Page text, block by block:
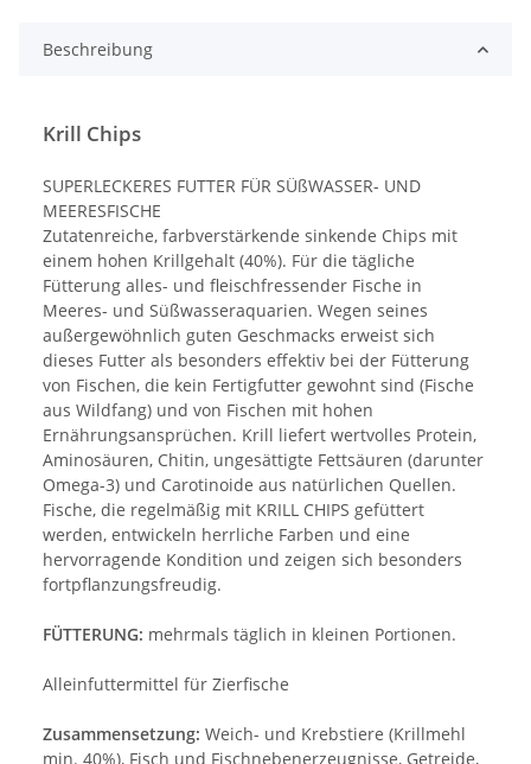
Beschreibung
Krill Chips
SUPERLECKERES FUTTER FÜR SÜßWASSER- UND
MEERESFISCHE
Zutatenreiche, farbverstärkende sinkende Chips mit
einem hohen Krillgehalt (40%). Für die tägliche
Fütterung alles- und fleischfressender Fische in
Meeres- und Süßwasseraquarien. Wegen seines
außergewöhnlich guten Geschmacks erweist sich
dieses Futter als besonders effektiv bei der Fütterung
von Fischen, die kein Fertigfutter gewohnt sind (Fische
aus Wildfang) und von Fischen mit hohen
Ernährungsansprüchen. Krill liefert wertvolles Protein,
Aminosäuren, Chitin, ungesättigte Fettsäuren (darunter
Omega-3) und Carotinoide aus natürlichen Quellen.
Fische, die regelmäßig mit KRILL CHIPS gefüttert
werden, entwickeln herrliche Farben und eine
hervorragende Kondition und zeigen sich besonders
fortpflanzungsfreudig.
FÜTTERUNG: mehrmals täglich in kleinen Portionen.
Alleinfuttermittel für Zierfische
Zusammensetzung: Weich- und Krebstiere (Krillmehl
min. 40%), Fisch und Fischnebenerzeugnisse, Getreide,